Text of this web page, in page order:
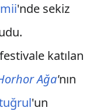
'nde sekiz
katılan
Ağa'nın
'un